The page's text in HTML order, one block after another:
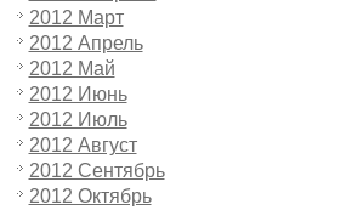
2012 Март
2012 Апрель
2012 Май
2012 Июнь
2012 Июль
2012 Август
2012 Сентябрь
2012 Октябрь